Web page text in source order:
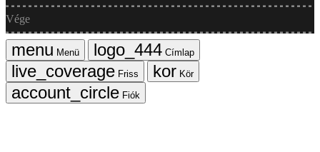
Vége
Menü
Címlap
Friss
Kör
Fiók